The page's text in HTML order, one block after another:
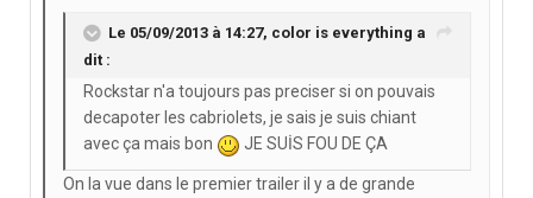
Le 05/09/2013 à 14:27, color is everything a
dit :
Rockstar n'a toujours pas preciser si on pouvais
decapoter les cabriolets, je sais je suis chiant
avec ça mais bon
JE SUİS FOU DE ÇA
On la vue dans le premier trailer il y a de grande